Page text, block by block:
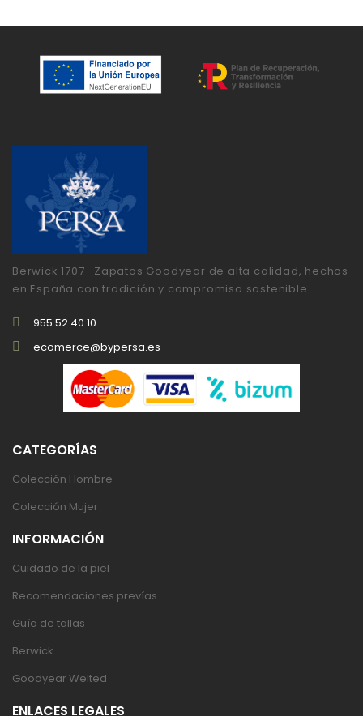
Berwick 1707 · Zapatos Goodyear de alta calidad, hechos
en España con tradición y compromiso sostenible.
955 52 40 10
ecomerce@bypersa.es
CATEGORÍAS
Colección Hombre
Colección Mujer
INFORMACIÓN
Cuidado de la piel
Recomendaciones prevías
Guía de tallas
Berwick
Goodyear Welted
ENLACES LEGALES